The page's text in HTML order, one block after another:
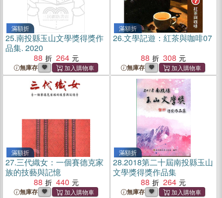
滿額折
25.南投縣玉山文學獎得獎作
品集. 2020
88
264
無庫存
滿額折
26.文學記遊：紅茶與咖啡07
88
308
無庫存
滿額折
27.三代織女：一個賽德克家
族的技藝與記憶
88
440
無庫存
滿額折
28.2018第二十屆南投縣玉山
文學獎得獎作品集
88
264
無庫存